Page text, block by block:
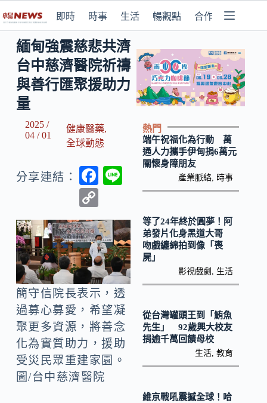
即時 時事 生活 暢觀點 合作媒體
緬甸強震慈悲共濟
台中慈濟醫院祈禱
與善行匯聚援助力
量
2025 /
04 / 01
健康醫藥,
全球動態
分享連結：
F
b
o
o
k
o
p
y
Li
n
k
簡守信院長表示，透
過募心募愛，希望凝
聚更多資源，將善念
化為實質助力，援助
受災民眾重建家園。
圖/台中慈濟醫院
熱門
端午祝福化為行動 萬
通人力攜手伊甸捐6萬元
關懷身障朋友
產業脈絡 時事
等了24年終於圓夢！阿
弟發片化身黑道大哥
吻戲纏綿拍到像「喪
屍」
影視戲劇 生活
從台灣罐頭王到「鮪魚
先生」 92歲興大校友
捐逾千萬回饋母校
生活 ,教育
維京戰吼震撼全球！哈